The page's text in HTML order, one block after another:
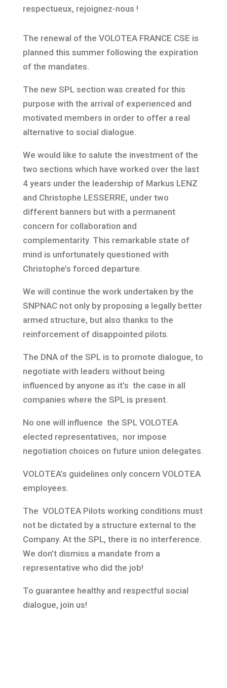
respectueux, rejoignez-nous !
The renewal of the VOLOTEA FRANCE CSE is
planned this summer following the expiration
of the mandates.
The new SPL section was created for this
purpose with the arrival of experienced and
motivated members in order to offer a real
alternative to social dialogue.
We would like to salute the investment of the
two sections which have worked over the last
4 years under the leadership of Markus LENZ
and Christophe LESSERRE, under two
different banners but with a permanent
concern for collaboration and
complementarity. This remarkable state of
mind is unfortunately questioned with
Christophe’s forced departure.
We will continue the work undertaken by the
SNPNAC not only by proposing a legally better
armed structure, but also thanks to the
reinforcement of disappointed pilots.
The DNA of the SPL is to promote dialogue, to
negotiate with leaders without being
influenced by anyone as it’s the case in all
companies where the SPL is present.
No one will influence the SPL VOLOTEA
elected representatives, nor impose
negotiation choices on future union delegates.
VOLOTEA’s guidelines only concern VOLOTEA
employees.
The VOLOTEA Pilots working conditions must
not be dictated by a structure external to the
Company. At the SPL, there is no interference.
We don’t dismiss a mandate from a
representative who did the job!
To guarantee healthy and respectful social
dialogue, join us!